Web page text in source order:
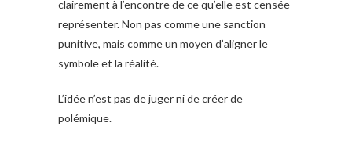
clairement à l’encontre de ce qu’elle est censée
représenter. Non pas comme une sanction
punitive, mais comme un moyen d’aligner le
symbole et la réalité.
L’idée n’est pas de juger ni de créer de
polémique.